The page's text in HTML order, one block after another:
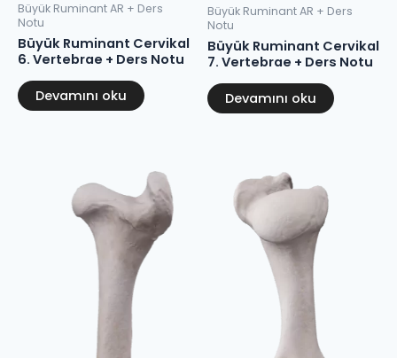
Büyük Ruminant AR + Ders
Notu
Büyük Ruminant Cervikal
6. Vertebrae + Ders Notu
Devamını oku
Büyük Ruminant AR + Ders
Notu
Büyük Ruminant Cervikal
7. Vertebrae + Ders Notu
Devamını oku